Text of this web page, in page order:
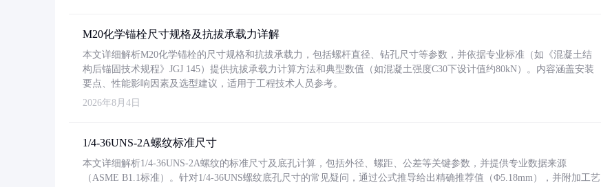
M20化学锚栓尺寸规格及抗拔承载力详解
本文详细解析M20化学锚栓的尺寸规格和抗拔承载力，包括螺杆直径、钻孔尺寸等参数，并依据专业标准（如《混凝土结
构后锚固技术规程》JGJ 145）提供抗拔承载力计算方法和典型数值（如混凝土强度C30下设计值约80kN）。内容涵盖安装
要点、性能影响因素及选型建议，适用于工程技术人员参考。
2026年8月4日
1/4-36UNS-2A螺纹标准尺寸
本文详细解析1/4-36UNS-2A螺纹的标准尺寸及底孔计算，包括外径、螺距、公差等关键参数，并提供专业数据来源
（ASME B1.1标准）。针对1/4-36UNS螺纹底孔尺寸的常见疑问，通过公式推导给出精确推荐值（Φ5.18mm），并附加工艺